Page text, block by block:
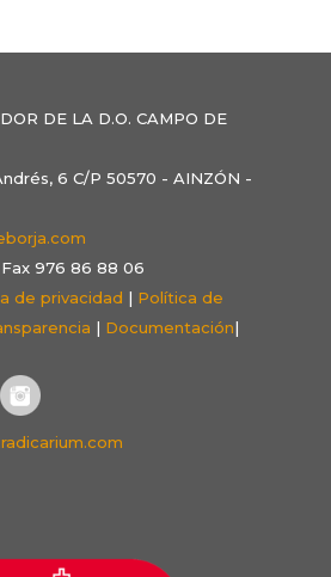
DE LA D.O. CAMPO DE
6 C/P 50570 - AINZÓN -
976 86 88 06
de privacidad | Política de
| Documentación|